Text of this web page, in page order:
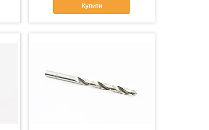
Купити